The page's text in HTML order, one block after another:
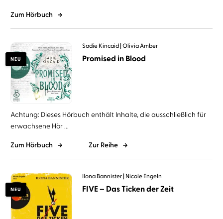
Zum Hörbuch
NEU
Sadie Kincaid Olivia Amber
Promised in Blood
Achtung: Dieses Hörbuch enthält Inhalte, die ausschließlich für
erwachsene Hör ...
Zum Hörbuch Zur Reihe
NEU
Ilona Bannister Nicole Engeln
FIVE – Das Ticken der Zeit